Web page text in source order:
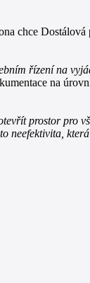
chce
řízení na
na
prostor pro
neefektivita,